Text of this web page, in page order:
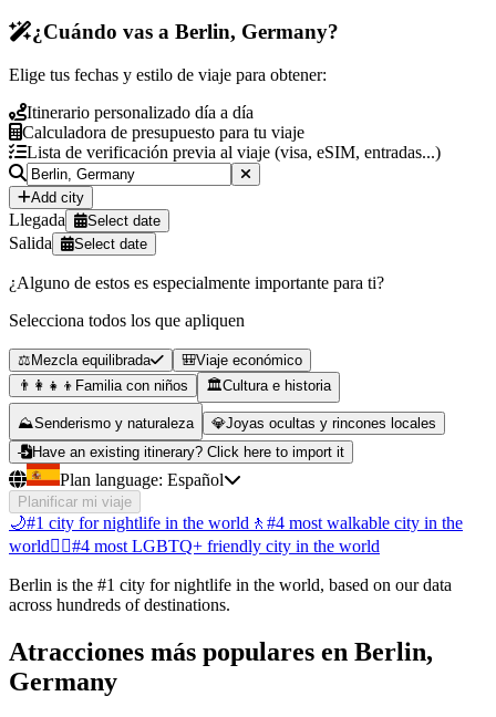
¿Cuándo vas a Berlin, Germany?
Elige tus fechas y estilo de viaje para obtener:
Itinerario personalizado día a día
Calculadora de presupuesto para tu viaje
Lista de verificación previa al viaje (visa, eSIM, entradas...)
Add city
Llegada Select date
Salida Select date
¿Alguno de estos es especialmente importante para ti?
Selecciona todos los que apliquen
⚖️ Mezcla equilibrada 🎒Viaje económico
👨‍👩‍👧‍👦 Familia con niños 🏛️Cultura e historia
⛰️Senderismo y naturaleza 💎Joyas ocultas y rincones locales
Have an existing itinerary? Click here to import it
Plan language: Español
Planificar mi viaje
🌙#1 city for nightlife in the world 🚶 #4 most walkable city in the
world🏳️‍🌈#4 most LGBTQ+ friendly city in the world
Berlin is the #1 city for nightlife in the world, based on our data
across hundreds of destinations.
Atracciones más populares en Berlin,
Germany